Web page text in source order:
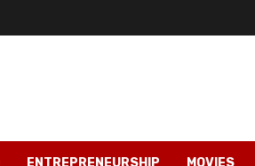
ENTREPRENEURSHIP MOVIES